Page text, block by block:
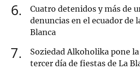
6
Cuatro detenidos y más de
denuncias en el ecuador de
Blanca
7
Soziedad Alkoholika pone
tercer día de fiestas de La